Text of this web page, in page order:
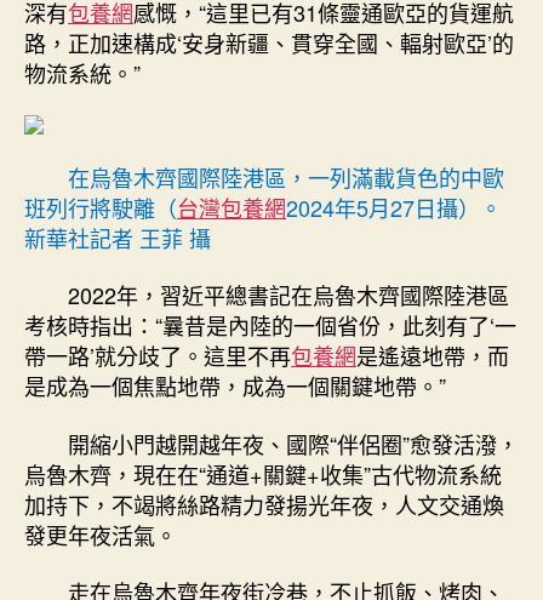
深有包養網感慨，“這里已有31條靈通歐亞的貨運航
路，正加速構成‘安身新疆、貫穿全國、輻射歐亞’的
物流系統。”
在烏魯木齊國際陸港區，一列滿載貨色的中歐
班列行將駛離（台灣包養網2024年5月27日攝）。
新華社記者 王菲 攝
2022年，習近平總書記在烏魯木齊國際陸港區
考核時指出：“曩昔是內陸的一個省份，此刻有了‘一
帶一路’就分歧了。這里不再包養網是遙遠地帶，而
是成為一個焦點地帶，成為一個關鍵地帶。”
開縮小門越開越年夜、國際“伴侶圈”愈發活潑，
烏魯木齊，現在在“通道+關鍵+收集”古代物流系統
加持下，不竭將絲路精力發揚光年夜，人文交通煥
發更年夜活氣。
走在烏魯木齊年夜街冷巷，不止抓飯、烤肉、